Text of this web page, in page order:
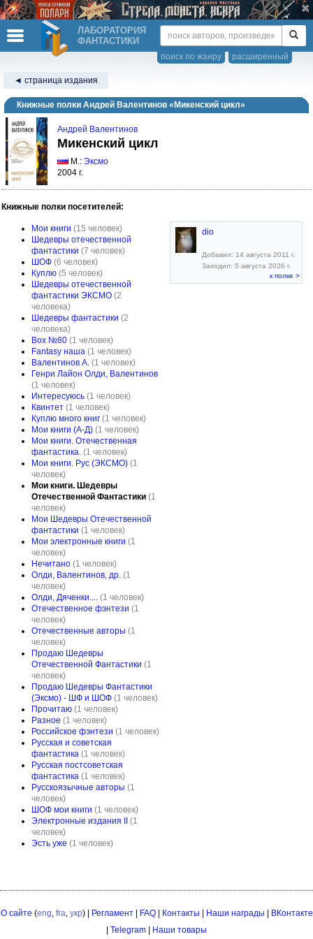
ЛАБОРАТОРИЯ
ФАНТАСТИКИ
расширенный
поиск по жанру
◄ страница издания
Книжные полки Андрей Валентинов «Микенский цикл»
Андрей Валентинов
Микенский цикл
М.: Эксмо
2004 г.
Книжные полки посетителей:
Мои книги (15 человек)
Шедевры отечественной
фантастики (7 человек)
ШОФ (6 человек)
Куплю (5 человек)
Шедевры отечественной
фантастики ЭКСМО (2
человека)
Шедевры фантастики (2
человека)
Box №80 (1 человек)
Fantasy наша (1 человек)
Валентинов А. (1 человек)
Генри Лайон Олди, Валентинов
(1 человек)
Интересуюсь (1 человек)
Квинтет (1 человек)
Куплю много книг (1 человек)
Мои книги (А-Д) (1 человек)
Мои книги. Отечественная
фантастика. (1 человек)
Мои книги. Рус (ЭКСМО) (1
человек)
Мои книги. Шедевры
Отечественной Фантастики (1
человек)
Мои Шедевры Отечественной
фантастики (1 человек)
Мои электронные книги (1
человек)
Нечитано (1 человек)
Олди, Валентинов, др. (1
человек)
Олди, Дяченки.... (1 человек)
Отечественное фэнтези (1
человек)
Отечественные авторы (1
человек)
Продаю Шедевры
Отечественной Фантастики (1
человек)
Продаю Шедевры Фантастики
(Эксмо) - ШФ и ШОФ (1 человек)
Прочитаю (1 человек)
Разное (1 человек)
Российское фэнтези (1 человек)
Русская и советская
фантастика (1 человек)
Русская постсоветская
фантастика (1 человек)
Русскоязычные авторы (1
человек)
ШОФ мои книги (1 человек)
Электронные издания II
(1
человек)
Эсть уже (1 человек)
dio
Добавил: 14 августа 2011 г.
Заходил: 5 августа 2026 г.
к полке >
О сайте (eng, fra, укр) | Регламент| FAQ| Контакты Наши награды
ВКонтакте
Telegram Наши товары